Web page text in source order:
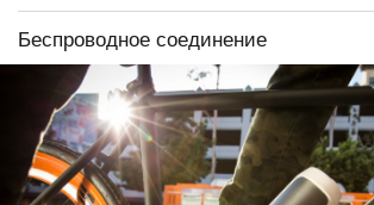
Беспроводное соединение